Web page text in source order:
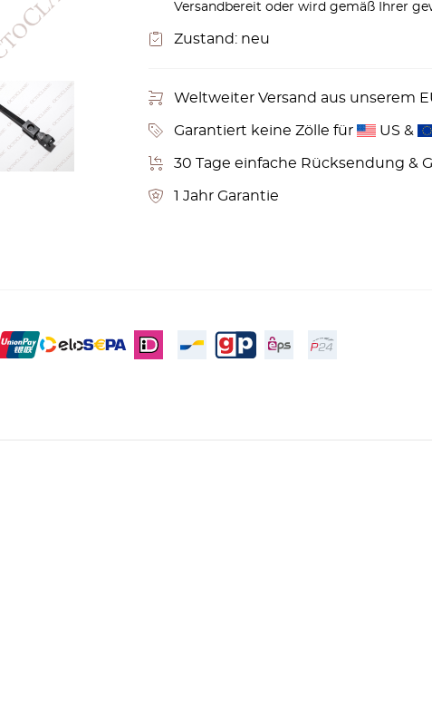
Versandbereit oder wird gemäß Ihrer
Zustand: neu
Weltweiter Versand aus unserem
Garantiert keine Zölle für US &
30 Tage einfache Rücksendung &
1 Jahr Garantie